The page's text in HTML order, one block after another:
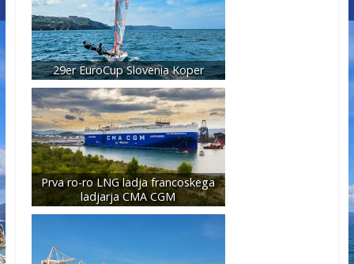
29er EuroCup Slovenia Koper
Prva ro-ro LNG ladja francoskega
ladjarja CMA CGM